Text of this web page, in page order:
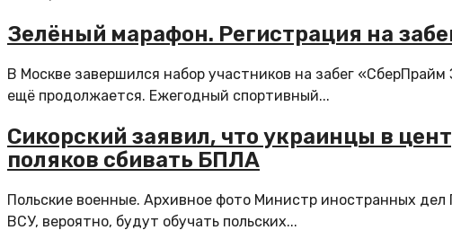
Зелёный марафон. Регистрация на
В Москве завершился набор участников на забег
ещё продолжается. Ежегодный спортивный...
Сикорский заявил, что украинцы в
поляков сбивать БПЛА
Польские военные. Архивное фото Министр иностранных
ВСУ, вероятно, будут обучать польских...